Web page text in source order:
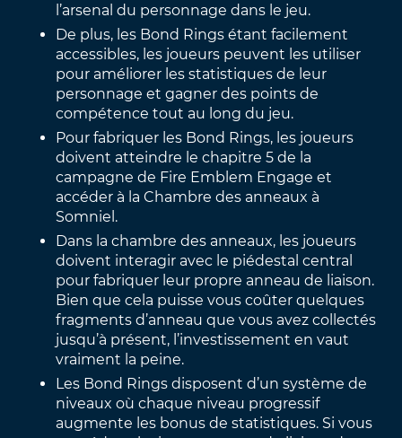
l’arsenal du personnage dans le jeu.
De plus, les Bond Rings étant facilement
accessibles, les joueurs peuvent les utiliser
pour améliorer les statistiques de leur
personnage et gagner des points de
compétence tout au long du jeu.
Pour fabriquer les Bond Rings, les joueurs
doivent atteindre le chapitre 5 de la
campagne de Fire Emblem Engage et
accéder à la Chambre des anneaux à
Somniel.
Dans la chambre des anneaux, les joueurs
doivent interagir avec le piédestal central
pour fabriquer leur propre anneau de liaison.
Bien que cela puisse vous coûter quelques
fragments d’anneau que vous avez collectés
jusqu’à présent, l’investissement en vaut
vraiment la peine.
Les Bond Rings disposent d’un système de
niveaux où chaque niveau progressif
augmente les bonus de statistiques. Si vous